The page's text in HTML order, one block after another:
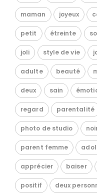
maman joyeux
petit étreinte
joli style de vie
adulte beauté
deux sain
regard parentalité
photo de studio
parent femme
apprécier baiser
positif deux